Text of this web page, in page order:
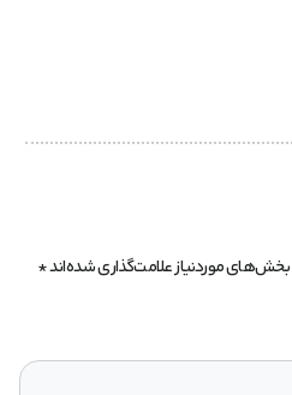
بخش‌های موردنیاز علامت‌گذاری شده‌اند*